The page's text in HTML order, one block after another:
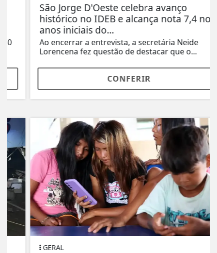
São Jorge D'Oeste celebra avanço
histórico no IDEB e alcança nota 7,4 nos
anos iniciais do...
Ao encerrar a entrevista, a secretária Neide
Lorencena fez questão de destacar que o...
CONFERIR
GERAL